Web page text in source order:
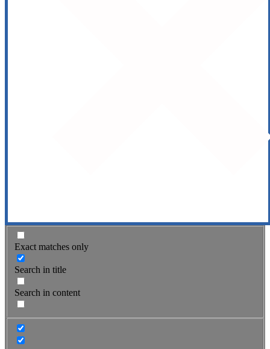
Exact matches only
Search in title
Search in content